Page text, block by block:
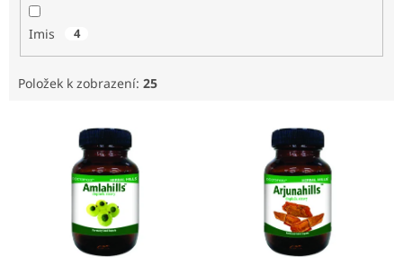
Imis 4
Položek k zobrazení: 25